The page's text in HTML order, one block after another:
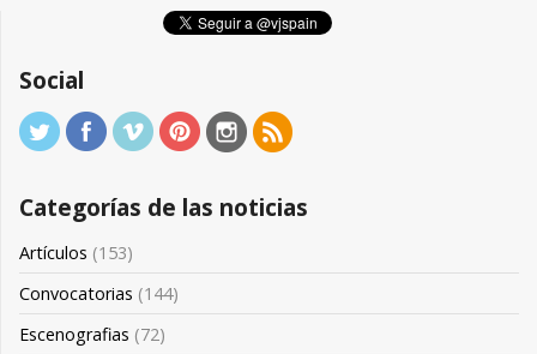
Social
Categorías de las noticias
Artículos (153)
Convocatorias (144)
Escenografias (72)